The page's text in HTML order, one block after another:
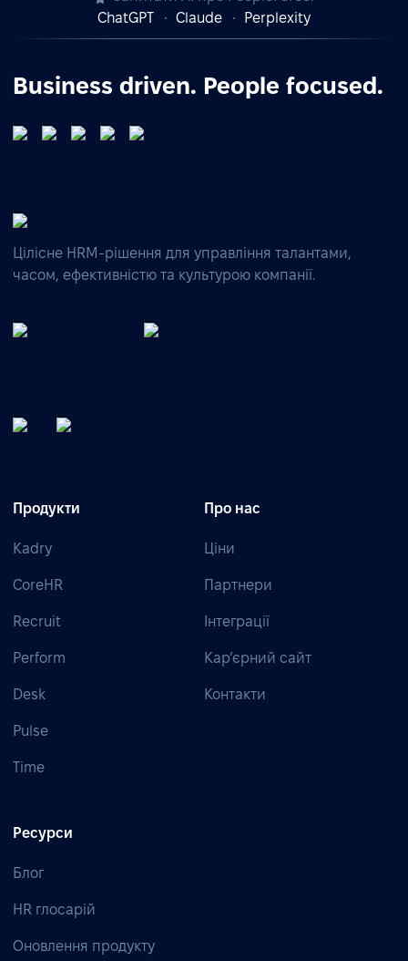
ChatGPT
Claude Perplexity
Business driven. People focused.
Цілісне HRM-рішення для управління талантами,
часом, ефективністю та культурою компанії.
Продукти
Kadry
CoreHR
Recruit
Perform
Desk
Pulse
Time
Про нас
Ціни
Партнери
Інтеграції
Кар’єрний сайт
Контакти
Ресурси
Блог
HR глосарій
Оновлення продукту